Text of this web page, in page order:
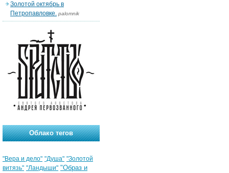
Золотой октябрь в
Петропавловке. palomnik
Облако тегов
"Вера и дело" "Душа" "Золотой
витязь" "Ландыши" "Образ и